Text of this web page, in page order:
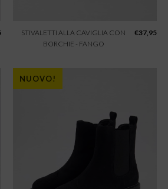
STIVALETTI ALLA CAVIGLIA CON
BORCHIE - FANGO
€37,95
NUOVO!